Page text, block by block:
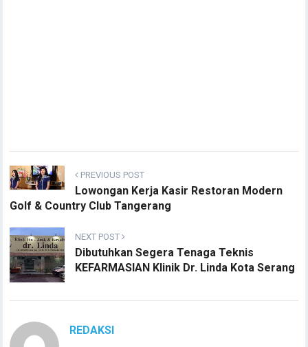
PREVIOUS POST
Lowongan Kerja Kasir Restoran Modern
Golf & Country Club Tangerang
NEXT POST
Dibutuhkan Segera Tenaga Teknis
KEFARMASIAN Klinik Dr. Linda Kota Serang
REDAKSI